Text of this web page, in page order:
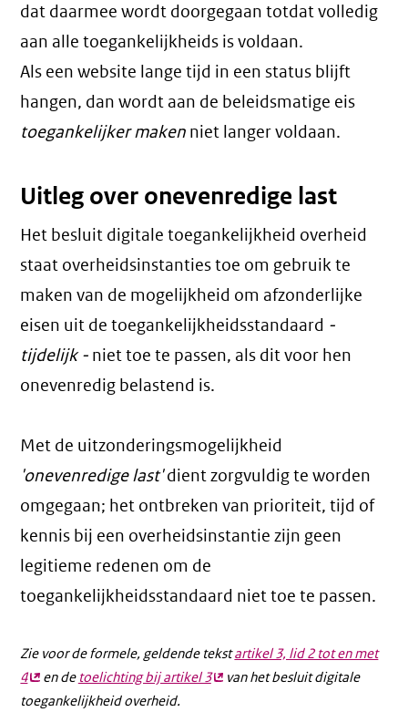
dat daarmee wordt doorgegaan totdat volledig
aan alle toegankelijkheids is voldaan.
Als een website lange tijd in een status blijft
hangen, dan wordt aan de beleidsmatige eis
toegankelijker maken niet langer voldaan.
Uitleg over onevenredige last
Het besluit digitale toegankelijkheid overheid
staat overheidsinstanties toe om gebruik te
maken van de mogelijkheid om afzonderlijke
eisen uit de toegankelijkheidsstandaard -
tijdelijk - niet toe te passen, als dit voor hen
onevenredig belastend is.
Met de uitzonderingsmogelijkheid
'onevenredige last'dient zorgvuldig te worden
omgegaan; het ontbreken van prioriteit, tijd of
kennis bij een overheidsinstantie zijn geen
legitieme redenen om de
toegankelijkheidsstandaard niet toe te passen.
Zie voor de formele, geldende tekstartikel 3, lid 2 tot en met
4(externe
link)
en de toelichting bij artikel 3(externe
van het besluit digitale
toegankelijkheid overheid.